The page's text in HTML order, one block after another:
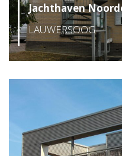
Jachthaven
LAUWERSOOG